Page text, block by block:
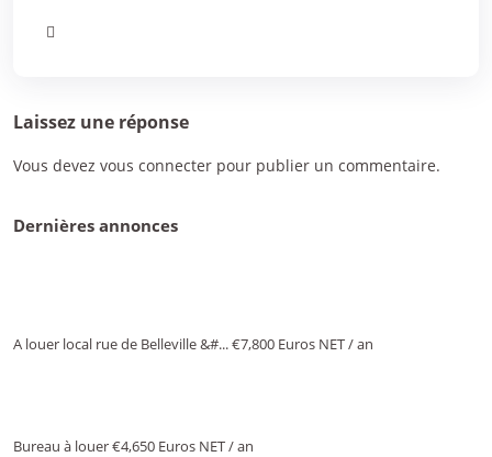
Laissez une réponse
Vous devez vous connecter pour publier un commentaire.
Dernières annonces
A louer local rue de Belleville &#...€7,800 Euros NET / an
Bureau à louer€4,650 Euros NET / an